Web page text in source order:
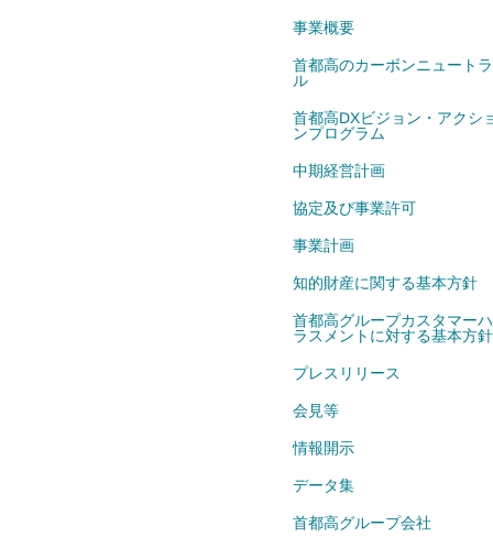
事業概要
首都高のカーボンニュートラ
ル
首都高DXビジョン・アクシ
ンプログラム
中期経営計画
協定及び事業許可
事業計画
知的財産に関する基本方針
首都高グループカスタマーハ
ラスメントに対する基本方針
プレスリリース
会見等
情報開示
データ集
首都高グループ会社